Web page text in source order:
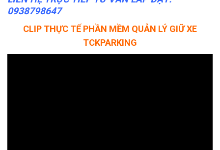
0938798647
CLIP THỰC TẾ PHẦN MỀM QUẢN LÝ GIỮ XE
TCKPARKING